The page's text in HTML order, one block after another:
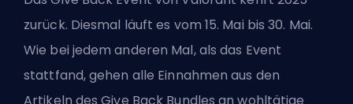
zurück. Diesmal läuft es vom 15. Mai bis 30. Mai.
Wie bei jedem anderen Mal, als das Event
stattfand, gehen alle Einnahmen aus den
Artikeln des Give Back Bundles an wohltätige